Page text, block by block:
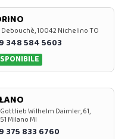
Debouchè, 10042 Nichelino TO
348 584 5603
Wilhelm Daimler, 61,
Milano MI
375 833 6760